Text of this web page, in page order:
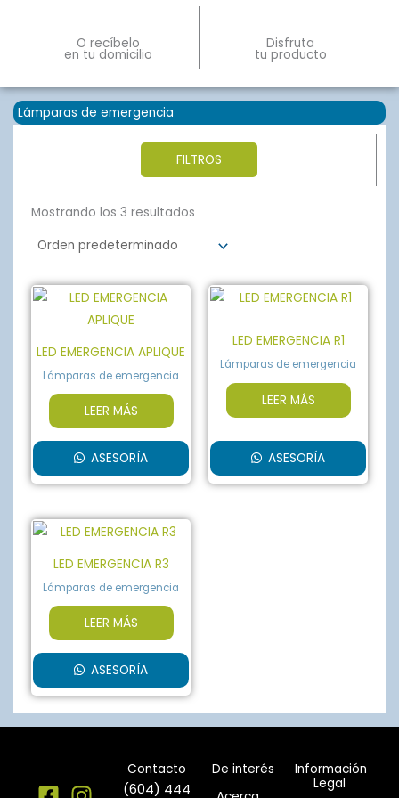
O recíbelo
en tu domicilio
Disfruta
tu producto
Lámparas de emergencia
FILTROS
Mostrando los 3 resultados
LED EMERGENCIA APLIQUE
Lámparas de emergencia
LEER MÁS
ASESORÍA
LED EMERGENCIA R1
Lámparas de emergencia
LEER MÁS
ASESORÍA
LED EMERGENCIA R3
Lámparas de emergencia
LEER MÁS
ASESORÍA
Contacto
(604) 444
De interés
Información
Legal